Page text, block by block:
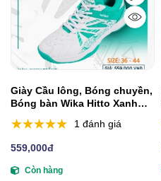
Giày Cầu lông, Bóng chuyền,
Bóng bàn Wika Hitto Xanh
1 đánh giá
559,000đ
Còn hàng